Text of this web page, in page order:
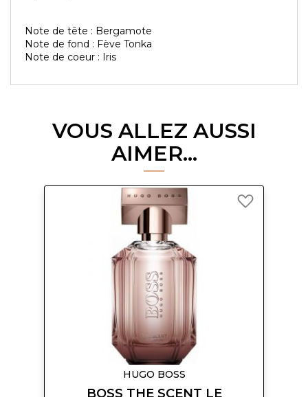
Note de tête : Bergamote
Note de fond : Fève Tonka
Note de coeur : Iris
VOUS ALLEZ AUSSI
AIMER...
HUGO BOSS
BOSS THE SCENT LE